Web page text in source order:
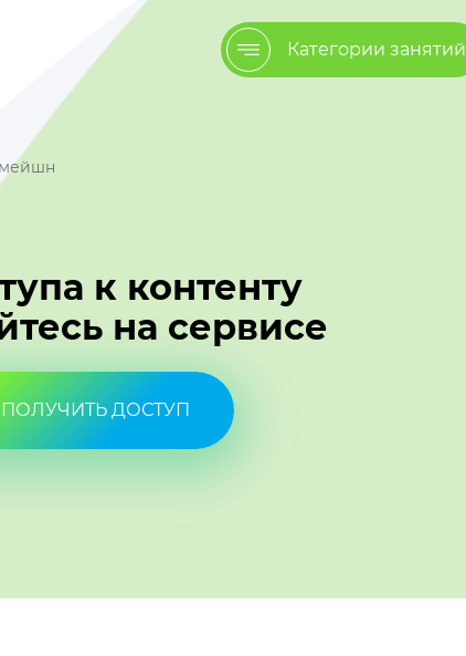
Категории занятий
к контенту
на сервисе
ПОЛУЧИТЬ ДОСТУП